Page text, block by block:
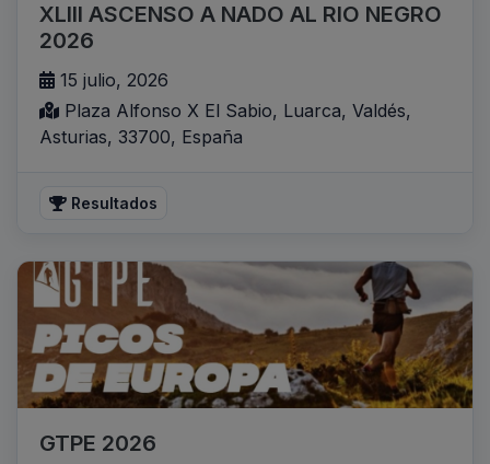
XLIII ASCENSO A NADO AL RIO NEGRO
2026
15 julio, 2026
Plaza Alfonso X El Sabio, Luarca, Valdés,
Asturias, 33700, España
Resultados
GTPE 2026